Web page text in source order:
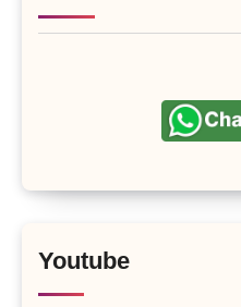
Youtube